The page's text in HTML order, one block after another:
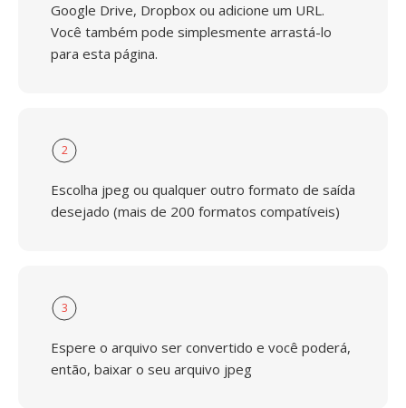
Google Drive, Dropbox ou adicione um URL.
Você também pode simplesmente arrastá-lo
para esta página.
2
Escolha jpeg ou qualquer outro formato de saída
desejado (mais de 200 formatos compatíveis)
3
Espere o arquivo ser convertido e você poderá,
então, baixar o seu arquivo jpeg